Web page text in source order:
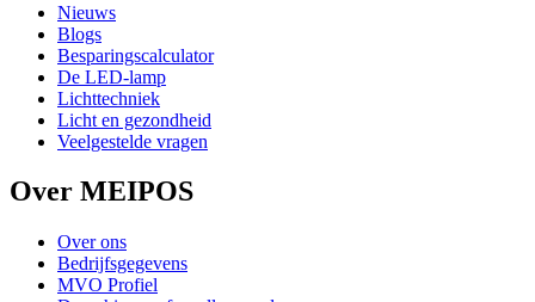
Nieuws
Blogs
Besparingscalculator
De LED-lamp
Lichttechniek
Licht en gezondheid
Veelgestelde vragen
Over MEIPOS
Over ons
Bedrijfsgegevens
MVO Profiel